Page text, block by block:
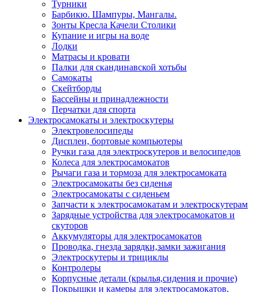
Турники
Барбикю. Шампуры, Мангалы.
Зонты Кресла Качели Столики
Купание и игры на воде
Лодки
Матрасы и кровати
Палки для скандинавской хотьбы
Самокаты
Скейтборды
Бассейны и принадлежности
Перчатки для спорта
Электросамокаты и электроскутеры
Электровелосипеды
Дисплеи, бортовые компьютеры
Ручки газа для электроскутеров и велосипедов
Колеса для электросамокатов
Рычаги газа и тормоза для электросамоката
Электросамокаты без сиденья
Электросамокаты с сиденьем
Запчасти к электросамокатам и электроскутерам
Зарядные устройства для электросамокатов и
скуторов
Аккумуляторы для электросамокатов
Проводка, гнезда зарядки,замки зажигания
Электроскутеры и трициклы
Контролеры
Корпусные детали (крылья,сидения и прочие)
Покрышки и камеры для электросамокатов,